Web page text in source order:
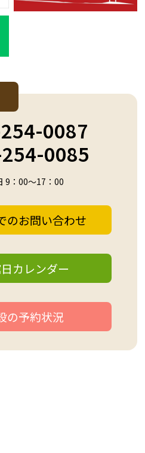
0087
0085
9：00～17：00
のお問い合わせ
カレンダー
の予約状況